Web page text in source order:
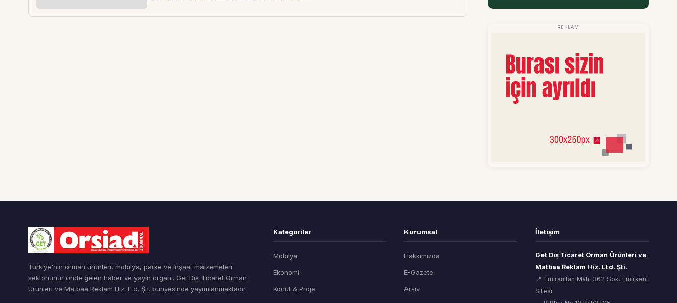
REKLAM
Türkiye'nin orman ürünleri, mobilya, parke ve inşaat malzemeleri
sektörünün önde gelen haber ve yayın organı. Get Dış Ticaret Orman
Ürünleri ve Matbaa Reklam Hiz. Ltd. Şti. bünyesinde yayımlanmaktadır.
Kategoriler
Mobilya
Ekonomi
Konut & Proje
Kurumsal
Hakkımızda
E-Gazete
Arşiv
İletişim
Get Dış Ticaret Orman Ürünleri ve
Matbaa Reklam Hiz. Ltd. Şti.
📍 Emirsultan Mah. 362 Sok. Emirkent
Sitesi